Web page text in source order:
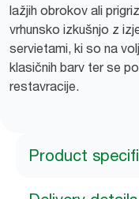
lažjih obrokov ali
vrhunsko izkušnjo z
servietami, ki so na
klasičnih barv ter se
restavracije.
Product